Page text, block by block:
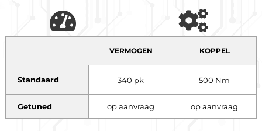
VERMOGEN KOPPEL
Standaard 340 pk 500 Nm
Getuned op aanvraag op aanvraag